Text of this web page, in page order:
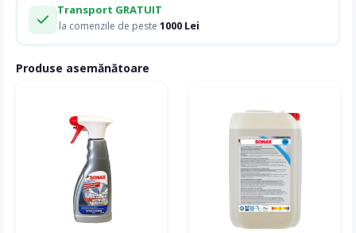
Produse asemănătoare
Transport GRATUIT
la comenzile de peste 1000 Lei